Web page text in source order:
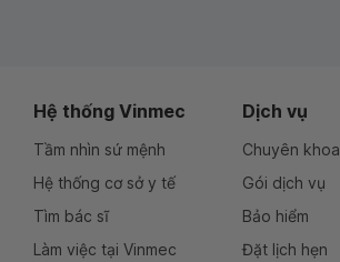
Hệ thống Vinmec
Tầm nhìn sứ mệnh
Hệ thống cơ sở y tế
Tìm bác sĩ
Làm việc tại Vinmec
Dịch vụ
Chuyên khoa
Gói dịch vụ
Bảo hiểm
Đặt lịch hẹn